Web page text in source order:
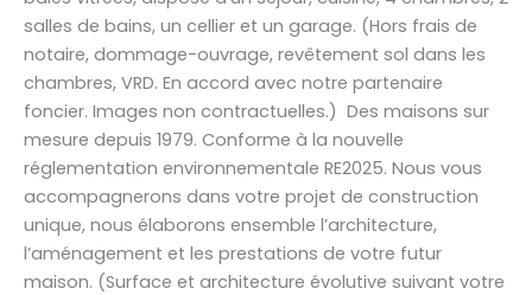
salles de bains, un cellier et un garage. (Hors frais de
notaire, dommage-ouvrage, revêtement sol dans les
chambres, VRD. En accord avec notre partenaire
foncier. Images non contractuelles.) Des maisons sur
mesure depuis 1979. Conforme à la nouvelle
réglementation environnementale RE2025. Nous vous
accompagnerons dans votre projet de construction
unique, nous élaborons ensemble l’architecture,
l’aménagement et les prestations de votre futur
maison. (Surface et architecture évolutive suivant votre